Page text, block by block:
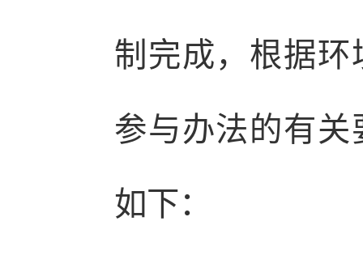
制完成，根据
参与办法的有
如下：